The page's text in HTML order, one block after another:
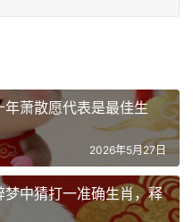
萧散愿代表是最佳生
2026年5月27日
中猜打一准确生肖，释